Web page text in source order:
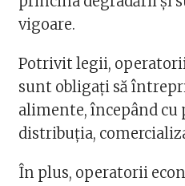
vigoare.
Potrivit legii,
sunt obligaţi să
alimente, începând cu
distribuţia,
În plus, operatorii